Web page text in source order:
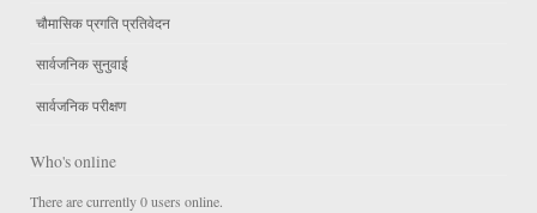
चौमासिक प्रगति प्रतिवेदन
सार्वजनिक सुनुवाई
सार्वजनिक परीक्षण
Who's online
There are currently 0 users online.